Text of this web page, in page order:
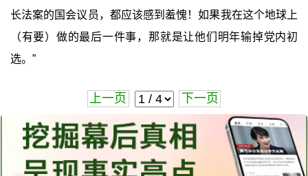
长法案的国会议员，都应该感到羞愧！如果我在这个地球上
（有要）做的最后一件事，那就是让他们明年输掉党内初
选。”
上一页 下一页